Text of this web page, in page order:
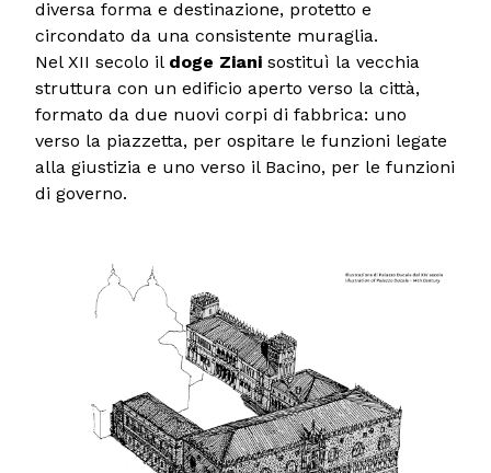
diversa forma e destinazione, protetto e
circondato da una consistente muraglia.
Nel XII secolo il doge Ziani sostituì la vecchia
struttura con un edificio aperto verso la città,
formato da due nuovi corpi di fabbrica: uno
verso la piazzetta, per ospitare le funzioni legate
alla giustizia e uno verso il Bacino, per le funzioni
di governo.